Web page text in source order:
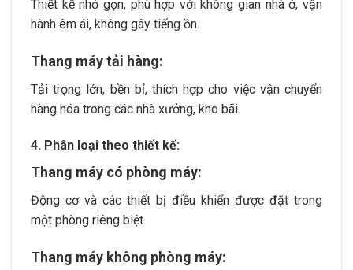
Thiết kế nhỏ gọn, phù hợp với không gian nhà ở, vận
hành êm ái, không gây tiếng ồn.
Thang máy tải hàng:
Tải trọng lớn, bền bỉ, thích hợp cho việc vận chuyển
hàng hóa trong các nhà xưởng, kho bãi.
4. Phân loại theo thiết kế:
Thang máy có phòng máy:
Động cơ và các thiết bị điều khiển được đặt trong
một phòng riêng biệt.
Thang máy không phòng máy: